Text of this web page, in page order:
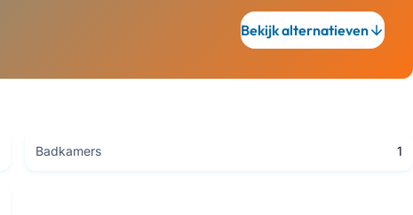
Bekijk alternatieven
Badkamers 1